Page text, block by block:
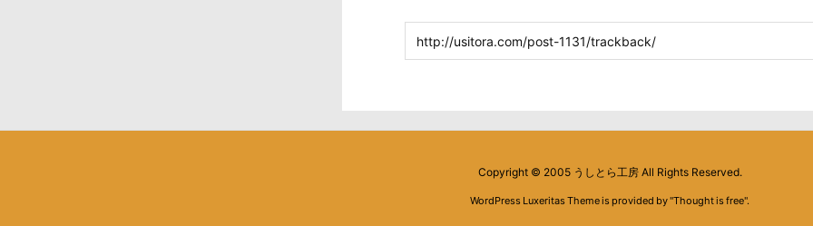
Copyright © 2005 うしとら工房All Rights Reserved.
WordPress Luxeritas Theme is provided by "Thought is free".